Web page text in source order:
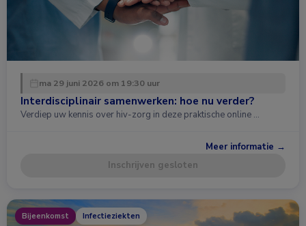
ma 29 juni 2026 om 19:30 uur
Interdisciplinair samenwerken: hoe nu verder?
Verdiep uw kennis over hiv-zorg in deze praktische online …
Meer informatie →
Inschrijven gesloten
Bijeenkomst Infectieziekten